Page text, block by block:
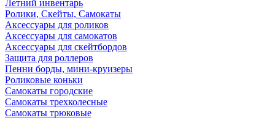
Летний инвентарь
Ролики, Скейты, Самокаты
Аксессуары для роликов
Аксессуары для самокатов
Аксессуары для скейтбордов
Защита для роллеров
Пенни борды, мини-круизеры
Роликовые коньки
Самокаты городские
Самокаты трехколесные
Самокаты трюковые